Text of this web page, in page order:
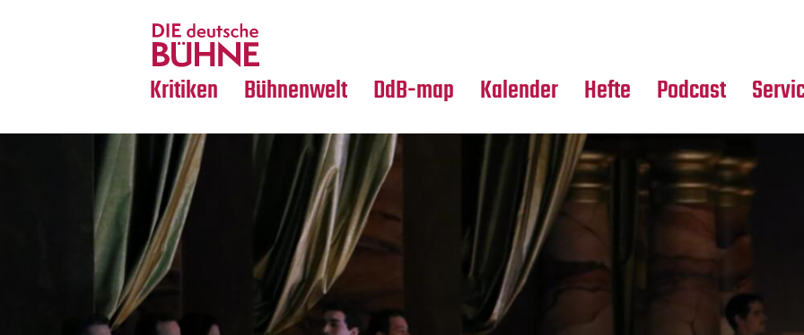
Kritiken
Crossover
Bühnenwelt
Medientipps
DdB-map Kalender Hefte Podcast